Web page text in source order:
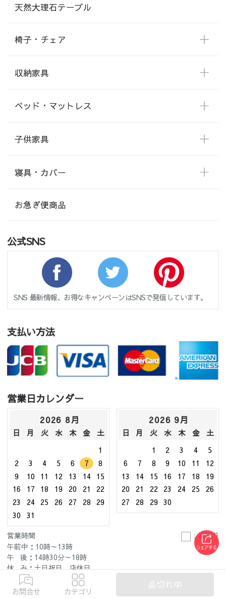
天然大理石テーブル
椅子・チェア
収納家具
ベッド・マットレス
子供家具
寝具・カバー
お急ぎ便商品
公式SNS
SNS 最新情報、お得なキャンペーンはSNSで発信しています。
支払い方法
営業日カレンダー
2026 8月
日 月 火 水 木 金
土
1
2
3 4 5 6 7
8
9
10 11 12 13 14
15
16
17 18 19 20 21
22
23
24 25 26 27 28
29
30
31
2026 9月
日 月 火 水 木 金
土
1
2 3 4
5
6
7 8 9 10 11
12
13
14 15 16 17 18
19
20
21 22 23 24 25
26
27
28 29 30
営業時間
: 休業日
午前中：10時～13時
午 後：14時30分～18時
休 み：土日祝日、店休日
ご利用について
お問合せ カテゴリ
品切れ中